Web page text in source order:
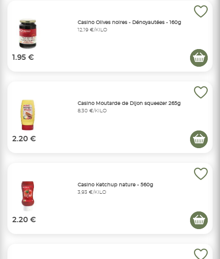
Casino Olives noires - Dénoyautées - 160g
12,19 €/KILO
1.95 €
Casino Moutarde de Dijon squeezer 265g
8,30 €/KILO
2.20 €
Casino Ketchup nature - 560g
3,93 €/KILO
2.20 €